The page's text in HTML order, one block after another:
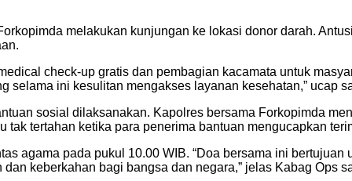
melakukan kunjungan ke lokasi donor darah.
check-up gratis dan pembagian kacamata untuk
selama ini kesulitan mengakses layanan kesehatan,” ucap
sosial dilaksanakan. Kapolres bersama Forkopimda
tak tertahan ketika para penerima bantuan mengucapkan
agama pada pukul 10.00 WIB. “Doa bersama ini
keberkahan bagi bangsa dan negara,” jelas Kabag Ops